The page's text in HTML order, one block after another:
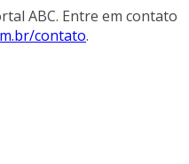
ABC. Entre em contato
contato.